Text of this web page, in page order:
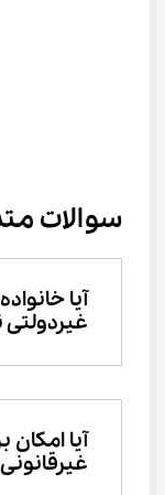
سوالات
آیا